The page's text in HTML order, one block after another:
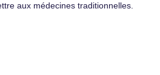
aux médecines traditionnelles.